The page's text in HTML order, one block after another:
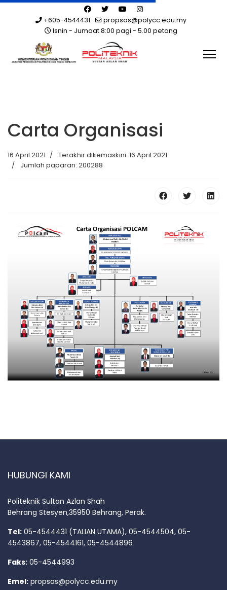
+605-4544431
propsas@polycc.edu.my
Isnin - Jumaat 8:00 pagi - 5.00 petang
Carta Organisasi
16 April 2021
Terakhir dikemaskini: 16 April 2021
Jumlah paparan: 200288
HUBUNGI KAMI
Politeknik Sultan Azlan Shah
Behrang Stesyen,35950 Behrang, Perak.
Tel: 05-4544431 (TALIAN UTAMA), 05-4544504, 05-
4543867, 05-4544161, 05-4544896
Faks: 05-4544993
Emel: propsas@polycc.edu.my